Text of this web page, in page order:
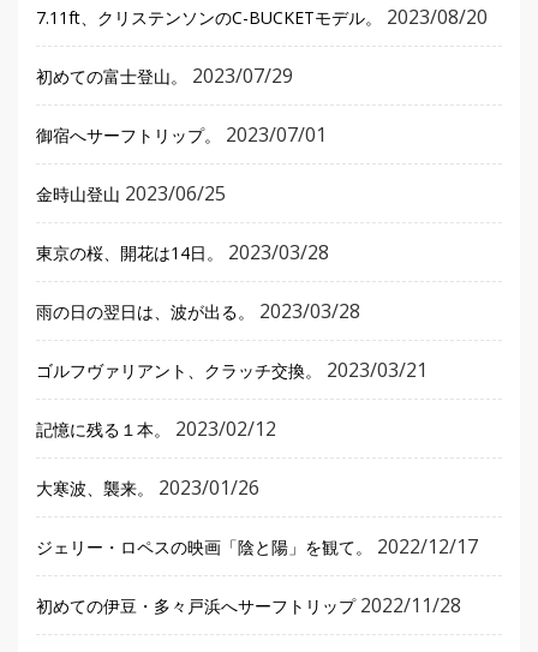
7.11ft、クリステンソンのC-BUCKETモデル。 2023/08/20
初めての富士登山。 2023/07/29
御宿へサーフトリップ。 2023/07/01
金時山登山 2023/06/25
東京の桜、開花は14日。 2023/03/28
雨の日の翌日は、波が出る。 2023/03/28
ゴルフヴァリアント、クラッチ交換。 2023/03/21
記憶に残る１本。 2023/02/12
大寒波、襲来。 2023/01/26
ジェリー・ロペスの映画「陰と陽」を観て。 2022/12/17
初めての伊豆・多々戸浜へサーフトリップ 2022/11/28